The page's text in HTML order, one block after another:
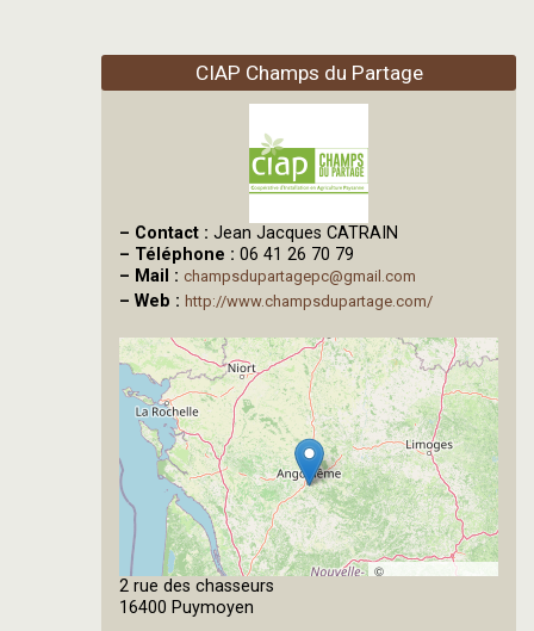
CIAP Champs du Partage
– Contact : Jean Jacques CATRAIN
– Téléphone : 06 41 26 70 79
– Mail : champsdupartagepc@gmail.com
– Web : http://www.champsdupartage.com/
©
2 rue des chasseurs
16400 Puymoyen